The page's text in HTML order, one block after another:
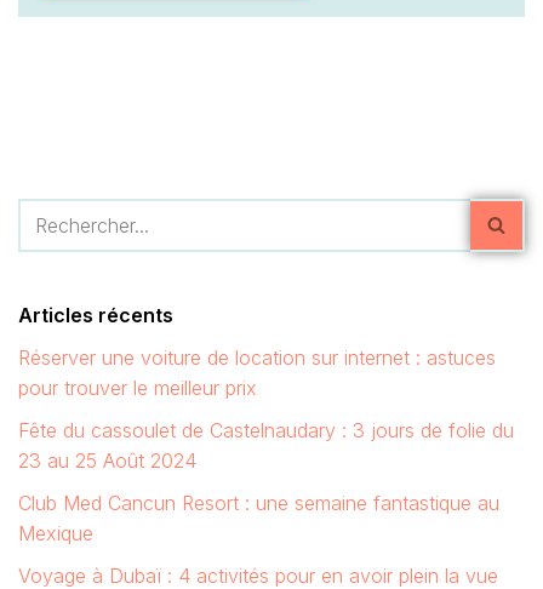
Articles récents
Réserver une voiture de location sur internet : astuces
pour trouver le meilleur prix
Fête du cassoulet de Castelnaudary : 3 jours de folie du
23 au 25 Août 2024
Club Med Cancun Resort : une semaine fantastique au
Mexique
Voyage à Dubaï : 4 activités pour en avoir plein la vue